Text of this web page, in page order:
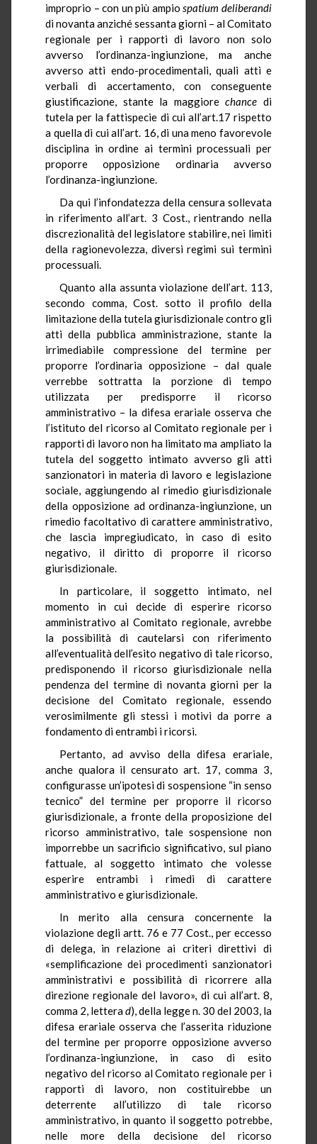
improprio – con un più ampiospatium deliberandi
di novanta anziché sessanta giorni – al Comitato
regionale per i rapporti di lavoro non solo
avverso l’ordinanza-ingiunzione, ma anche
avverso atti endo-procedimentali, quali atti e
verbali di accertamento, con conseguente
giustificazione, stante la maggiorechance di
tutela per la fattispecie di cui all’art.17 rispetto
a quella di cui all’art. 16, di una meno favorevole
disciplina in ordine ai termini processuali per
proporre opposizione ordinaria avverso
l’ordinanza-ingiunzione.
Da qui l’infondatezza della censura sollevata
in riferimento all’art. 3 Cost., rientrando nella
discrezionalità del legislatore stabilire, nei limiti
della ragionevolezza, diversi regimi sui termini
processuali.
Quanto alla assunta violazione dell’art. 113,
secondo comma, Cost. sotto il profilo della
limitazione della tutela giurisdizionale contro gli
atti della pubblica amministrazione, stante la
irrimediabile compressione del termine per
proporre l’ordinaria opposizione – dal quale
verrebbe sottratta la porzione di tempo
utilizzata per predisporre il ricorso
amministrativo – la difesa erariale osserva che
l’istituto del ricorso al Comitato regionale per i
rapporti di lavoro non ha limitato ma ampliato la
tutela del soggetto intimato avverso gli atti
sanzionatori in materia di lavoro e legislazione
sociale, aggiungendo al rimedio giurisdizionale
della opposizione ad ordinanza-ingiunzione, un
rimedio facoltativo di carattere amministrativo,
che lascia impregiudicato, in caso di esito
negativo, il diritto di proporre il ricorso
giurisdizionale.
In particolare, il soggetto intimato, nel
momento in cui decide di esperire ricorso
amministrativo al Comitato regionale, avrebbe
la possibilità di cautelarsi con riferimento
all’eventualità dell’esito negativo di tale ricorso,
predisponendo il ricorso giurisdizionale nella
pendenza del termine di novanta giorni per la
decisione del Comitato regionale, essendo
verosimilmente gli stessi i motivi da porre a
fondamento di entrambi i ricorsi.
Pertanto, ad avviso della difesa erariale,
anche qualora il censurato art. 17, comma 3,
configurasse un’ipotesi di sospensione “in senso
tecnico” del termine per proporre il ricorso
giurisdizionale, a fronte della proposizione del
ricorso amministrativo, tale sospensione non
imporrebbe un sacrificio significativo, sul piano
fattuale, al soggetto intimato che volesse
esperire entrambi i rimedi di carattere
amministrativo e giurisdizionale.
In merito alla censura concernente la
violazione degli artt. 76 e 77 Cost., per eccesso
di delega, in relazione ai criteri direttivi di
«semplificazione dei procedimenti sanzionatori
amministrativi e possibilità di ricorrere alla
direzione regionale del lavoro», di cui all’art. 8,
comma 2, letterad), della legge n. 30 del 2003, la
difesa erariale osserva che l’asserita riduzione
del termine per proporre opposizione avverso
l’ordinanza-ingiunzione, in caso di esito
negativo del ricorso al Comitato regionale per i
rapporti di lavoro, non costituirebbe un
deterrente all’utilizzo di tale ricorso
amministrativo, in quanto il soggetto potrebbe,
nelle more della decisione del ricorso